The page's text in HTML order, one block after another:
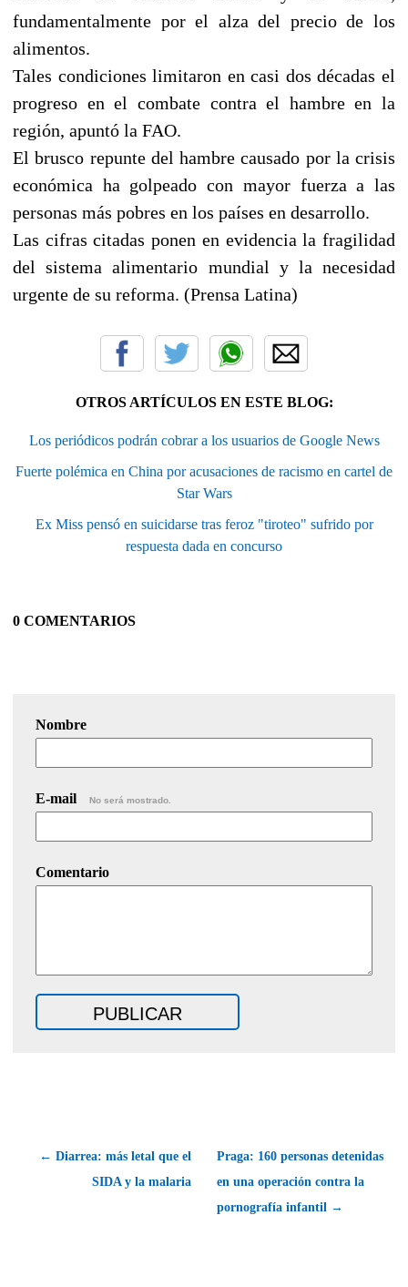
fundamentalmente por el alza del precio de los
alimentos.
Tales condiciones limitaron en casi dos décadas el
progreso en el combate contra el hambre en la
región, apuntó la FAO.
El brusco repunte del hambre causado por la crisis
económica ha golpeado con mayor fuerza a las
personas más pobres en los países en desarrollo.
Las cifras citadas ponen en evidencia la fragilidad
del sistema alimentario mundial y la necesidad
urgente de su reforma. (Prensa Latina)
OTROS ARTÍCULOS EN ESTE BLOG:
Los periódicos podrán cobrar a los usuarios de Google News
Fuerte polémica en China por acusaciones de racismo en cartel de
Star Wars
Ex Miss pensó en suicidarse tras feroz "tiroteo" sufrido por
respuesta dada en concurso
0 COMENTARIOS
Nombre
E-mail No será mostrado.
Comentario
← Diarrea: más letal que el
SIDA y la malaria
Praga: 160 personas detenidas
en una operación contra la
pornografía infantil →